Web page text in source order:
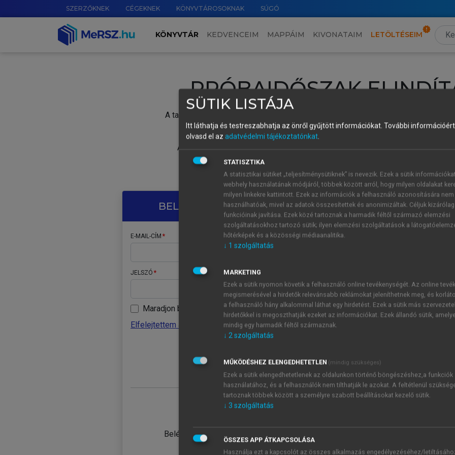
SZERZŐKNEK CÉGEKNEK KÖNYVTÁROSOKNAK SÚGÓ
KÖNYVTÁR KEDVENCEIM MAPPÁIM KIVONATAIM LETÖLTÉSEIM
PRÓBAIDŐSZAK
A tartalom megtekintéséhez lépj be a saját fiókoddal, iskolai azonosítóddal vagy
Új felhasználóként1 óra díjmentes hozzáférésrevagy
A próbaidőszak elindításához,
vagy hozz
A regisztráció után a
BELÉPÉS SAJÁT FIÓKKAL
E-MAIL-CÍM
JELSZÓ
Maradjon belépve
Elfelejtettem a jelszavamat
Belépés intézményi azonosítóval
ÚJ FIÓK
1 óra
JELSZÓ
Kérek értesítést a MeRSZ
Kérek értesítést az
SÜTIK LISTÁJA
Itt láthatja és testreszabhatja az önről gyűjtött információkat. További
olvasd el az adatvédelmi tájékoztatónkat.
STATISZTIKA
A statisztikai sütiket „teljesítménysütiknek” is nevezik. Ezek a sütik
webhely használatának módjáról, többek között arról, hogy milyen oldalakat
milyen linkekre kattintott. Ezek az információk a felhasználó azonosítására nem
használhatóak, mivel az adatok összesítettek és anonimizáltak. Céljuk
funkcióinak javítása. Ezek közé tartoznak a harmadik féltől származó elemzési
szolgáltatásokhoz tartozó sütik; ilyen elemzési szolgáltatások a
hőtérképek és a közösségi médiaanalitika.
↓ 1 szolgáltatás
MARKETING
Ezek a sütik nyomon követik a felhasználó online tevékenységét. Az online
megismerésével a hirdetők relevánsabb reklámokat jeleníthetnek meg, és
a felhasználó hány alkalommal láthat egy hirdetést. Ezek a sütik más
hirdetőkkel is megoszthatják ezeket az információkat. Ezek állandó sütik,
mindig egy harmadik féltől származnak.
↓ 2szolgáltatás
MŰKÖDÉSHEZ ELENGEDHETETLEN (mindig szükséges)
Ezek a sütik elengedhetetlenek az oldalunkon történő böngészéshez,a funkciók
használatához, és a felhasználók nem tilthatják le azokat. A feltétlenül
tartoznak többek között a személyre szabott beállításokat kezelő sütik.
↓ 3 szolgáltatás
ÖSSZES APP ÁTKAPCSOLÁSA
Használja ezt a kapcsolót az összes alkalmazás engedélyezéséhez/